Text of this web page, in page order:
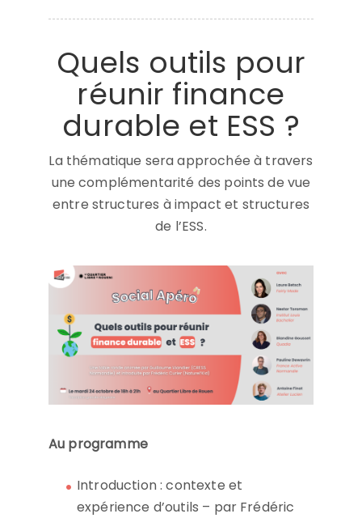
Quels outils pour
réunir finance
durable et ESS ?
La thématique sera approchée à travers
une complémentarité des points de vue
entre structures à impact et structures
de l’ESS.
Au programme
Introduction : contexte et
expérience d’outils – par Frédéric